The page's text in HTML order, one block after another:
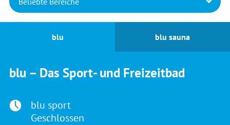
blu blu sauna
blu – Das Sport- und Freizeitbad
Uhrzeitblu sport
Geschlossen